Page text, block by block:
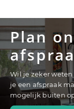
Plan
Wil je zeker
je een afspraak
mogelijk buiten